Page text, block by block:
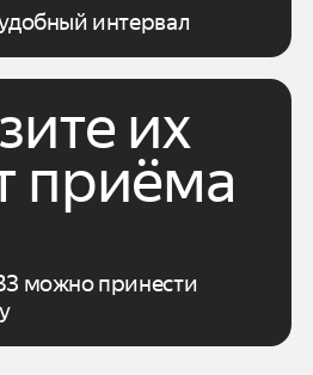
интервал
их
приёма
можно принести